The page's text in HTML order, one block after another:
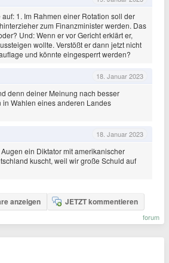
1. Im Rahmen einer Rotation soll der
zum Finanzminister werden. Das
Und: Wenn er vor Gericht erklärt er,
wollte. Verstößt er dann jetzt nicht
und könnte eingesperrt werden?
18. Januar 2023
denn deiner Meinung nach besser
in Wahlen eines anderen Landes
18. Januar 2023
ein Diktator mit amerikanischer
kuscht, weil wir große Schuld auf
anzeigen JETZT kommentieren
forum